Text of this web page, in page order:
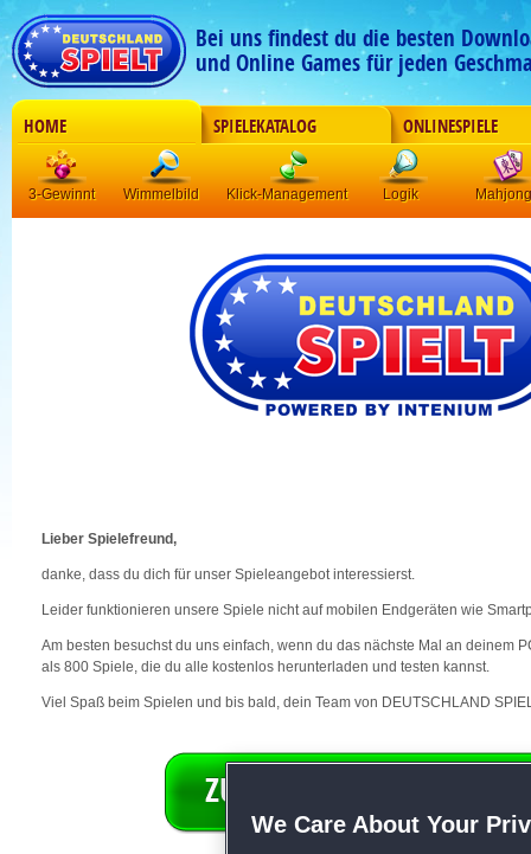
Bei uns findest du die besten
und Online Games für jeden
HOME SPIELEKATALOG ONLINESPIELE
3-Gewinnt Wimmelbild Klick-Management Logik Mahjong
Lieber Spielefreund,
danke, dass du dich für unser Spieleangebot interessierst.
Leider funktionieren unsere Spiele nicht auf mobilen Endgeräten wie
Am besten besuchst du uns einfach, wenn du das nächste Mal an deinem
als 800 Spiele, die du alle kostenlos herunterladen und testen kannst.
Viel Spaß beim Spielen und bis bald, dein Team von DEUTSCHLAND
We Care About Your